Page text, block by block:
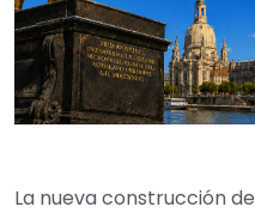
La nueva construcción